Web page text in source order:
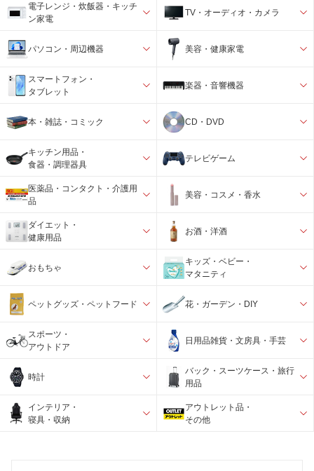
電子レンジ・炊飯器・キッチ
ン家電
TV・オーディオ・カメラ
パソコン・周辺機器 美容・健康家電
スマートフォン・
タブレット
楽器・音響機器
本・雑誌・コミック CD・DVD
キッチン用品・
食器・調理器具
テレビゲーム
医薬品・コンタクト・介護用
品
美容・コスメ・香水
ダイエット・
健康用品
お酒・洋酒
おもちゃ
キッズ・ベビー・
マタニティ
ペットグッズ・ペットフード 花・ガーデン・DIY
スポーツ・
アウトドア
日用品雑貨・文房具・手芸
時計
バック・スーツケース・旅行
用品
インテリア・
寝具・収納
アウトレット品・
その他